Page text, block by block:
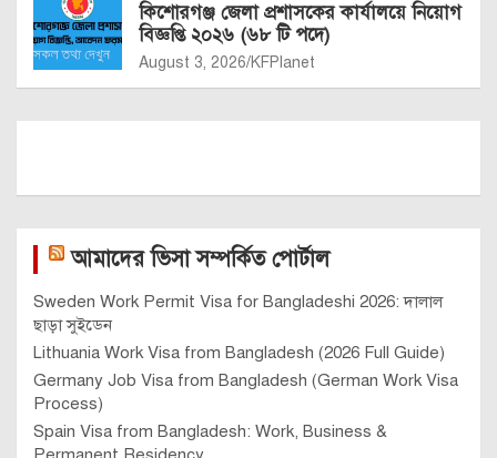
কিশোরগঞ্জ জেলা প্রশাসকের কার্যালয়ে নিয়োগ
বিজ্ঞপ্তি ২০২৬ (৬৮ টি পদে)
August 3, 2026 KFPlanet
আমাদের ভিসা সম্পর্কিত পোর্টাল
Sweden Work Permit Visa for Bangladeshi 2026: দালাল
ছাড়া সুইডেন
Lithuania Work Visa from Bangladesh (2026 Full Guide)
Germany Job Visa from Bangladesh (German Work Visa
Process)
Spain Visa from Bangladesh: Work, Business &